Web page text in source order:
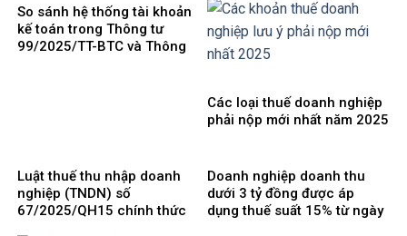
So sánh hệ thống tài khoản
kế toán trong Thông tư
99/2025/TT-BTC và Thông
Các loại thuế doanh nghiệp
phải nộp mới nhất năm 2025
Luật thuế thu nhập doanh
nghiệp (TNDN) số
67/2025/QH15 chính thức
Doanh nghiệp doanh thu
dưới 3 tỷ đồng được áp
dụng thuế suất 15% từ ngày